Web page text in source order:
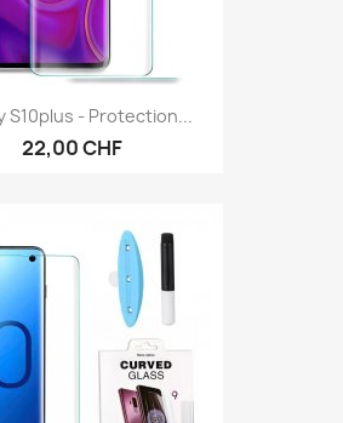
S10plus - Protection...
22,00 CHF